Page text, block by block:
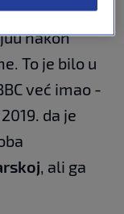
je
nakon
To je bilo u
već imao -
da je
, ali ga